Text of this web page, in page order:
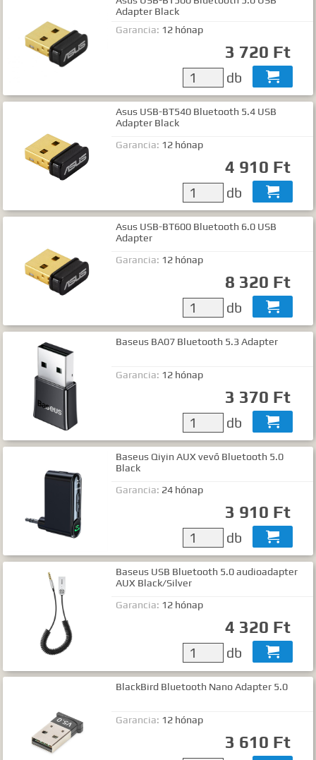
"szó1 szó2 szó..."
Adapter Black
Garancia: 12 hónap
3 720 Ft
db 
Asus USB-BT540 Bluetooth 5.4 USB
Adapter Black
Garancia: 12 hónap
4 910 Ft
db 
Asus USB-BT600 Bluetooth 6.0 USB
Adapter
Garancia: 12 hónap
8 320 Ft
db 
Baseus BA07 Bluetooth 5.3 Adapter
Garancia: 12 hónap
3 370 Ft
db 
Baseus Qiyin AUX vevő Bluetooth 5.0
Black
Garancia: 24 hónap
3 910 Ft
db 
Baseus USB Bluetooth 5.0 audioadapter
AUX Black/Silver
Garancia: 12 hónap
4 320 Ft
db 
BlackBird Bluetooth Nano Adapter 5.0
Garancia: 12 hónap
3 610 Ft